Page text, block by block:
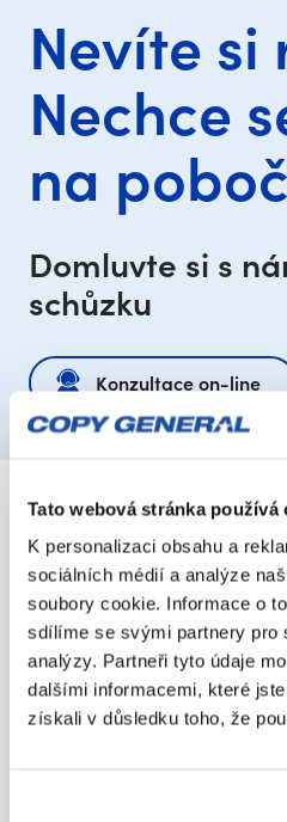
Tato webová stránka používá
K personalizaci obsahu a
sociálních médií a analýze
soubory cookie. Informace o
sdílíme se svými partnery pro
analýzy. Partneři tyto údaje
dalšími informacemi, které
získali v důsledku toho, že
Nevíte si
Nechce
na
Domluvte si s
schůzku
Konzultace on-line
Služby a produkty
Tisk a vše kolem
Skenování a digitalizace
Tiskárny a skenery
Klientská komunikace